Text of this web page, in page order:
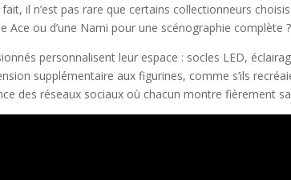
il n’est pas rare que certains collectionneurs
Ace ou d’une Nami pour une scénographie complète ?
personnalisent leur espace : socles LED,
supplémentaire aux figurines, comme s’ils
des réseaux sociaux où chacun montre fièrement